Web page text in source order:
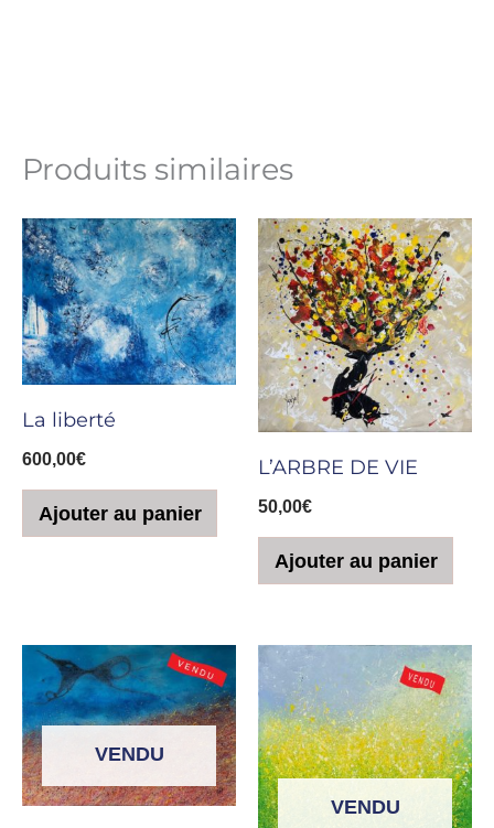
Produits similaires
La liberté
600,00€
Ajouter au panier
L’ARBRE DE VIE
50,00€
Ajouter au panier
VENDU
VENDU